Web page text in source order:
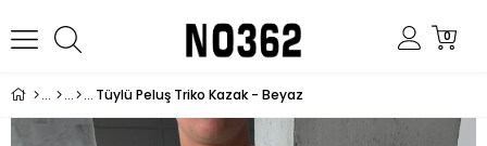
0
Tüylü Peluş Triko Kazak - Beyaz